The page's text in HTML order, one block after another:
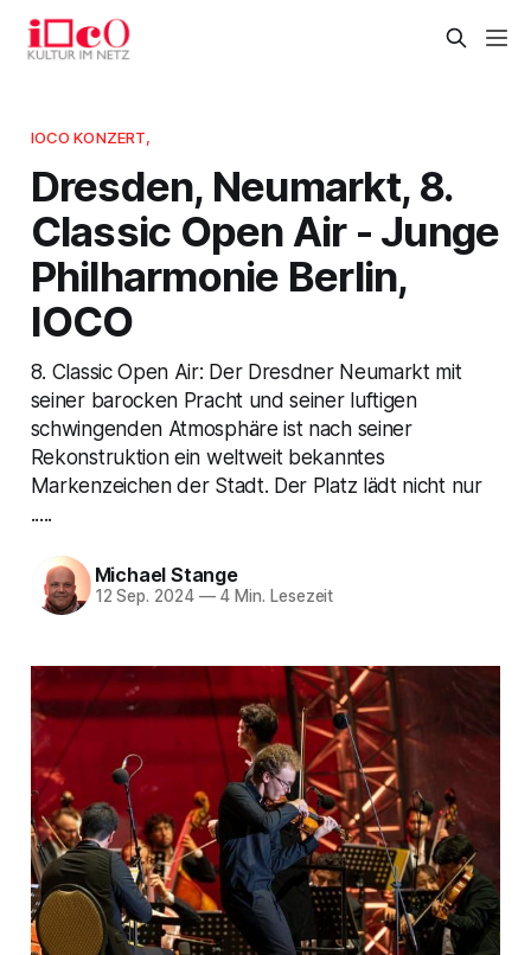
IOCO KONZERT,
Dresden, Neumarkt, 8.
Classic Open Air - Junge
Philharmonie Berlin,
IOCO
8. Classic Open Air: Der Dresdner Neumarkt mit
seiner barocken Pracht und seiner luftigen
schwingenden Atmosphäre ist nach seiner
Rekonstruktion ein weltweit bekanntes
Markenzeichen der Stadt. Der Platz lädt nicht nur
.....
Michael Stange
12 Sep. 2024 —4 Min. Lesezeit